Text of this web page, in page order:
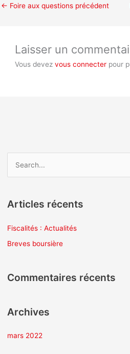
← Foire aux questions précédent
Laisser un
Vous devezvous connecter pour
h
e
Articles récents
Fiscalités : Actualités
Breves boursière
Commentaires récents
Archives
mars 2022